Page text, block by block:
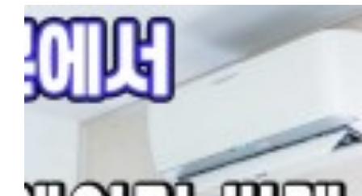
애니메이션, 일본 드라마, 국내 영화 라인업이 풍부합니다.
3. 타사와의 독점 계약 일본에서는 한국 드라마가 넷플릭스 외의 서비스
(U‑NEXT, Disney+, Lemino 등)에서 독점 스트리밍되는 경우가 있습
그 결과, 일본판 넷플릭스에는 없던 작품이 탄생합니다.
한일 넷플릭스의 특징과 한국 드라마 작품수
같은 날의 일본판 넷플릭스홈 화면 같은 날의 한국판 넷플릭스홈 화면
같은 날의 일본판과 한국판 넷플릭스홈 화면을 보면 표시되는 라인업도
당연히 오늘의 TOP10도 다릅니다. 위에서 설명한 대로, 한국판
넷플릭스는 한국 드라마와 한국 영화 등 스트리밍 수가 일본판보다
그렇다면, 과연 얼마나 많은 작품이 있을까요? 한일 넷플릭스의 특징도
함께 정리해서 설명하겠습니다.
전국에 지점을 둔 프랜차이즈형 미용실입니다. 가격·서비스가 일정하고
예약 시스템이 잘 되어 있어 초보자에게 무난합니다. 다만 지점·디자이
따라 실력 편차가 있습니다. 2. 개인 (프라이빗)
디자이너 개인이 운영하는 소규모 . 섬세한 시술과 트렌디한 스타일이
강점이라 일본 감성·트렌드 컷을 원하면 추천. 단, 인기 디자이너는 예약
빡빡합니다. 3. 한국계·한국식 미용실
신오쿠보(도쿄), 츠루하시(오사카) 등 한인타운 중심으로 분포.한국어가
통하고 한국식 펌·컷이 가능해 가장 마음 편한 선택지입니다. 다만 지역·
1,000~1,500엔대로 커트만 빠르게. 펌·염색은 안 되지만 앞머리·간단
(まつエクサロン)으로 따로 운영되는 경우가 많습니다. - 시술 일본어 용어
- 현장에서 이 단어들만 알아도 절반은 성공입니다. 한국어 일본어 커트